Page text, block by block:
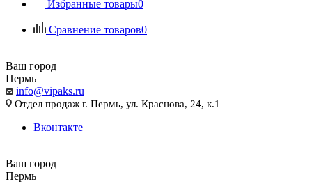
Избранные товары0
Сравнение товаров0
Ваш город
Пермь
info@vipaks.ru
Отдел продаж г. Пермь, ул. Краснова, 24, к.1
Вконтакте
Ваш город
Пермь